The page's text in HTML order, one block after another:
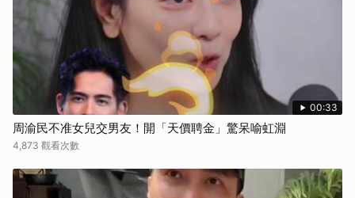
00:33
周渝民不准女兒交男友！開「天價聘金」驚呆喻虹淵
4,873 觀看次數